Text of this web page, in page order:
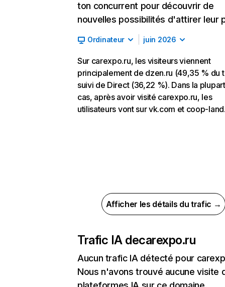
ton concurrent pour découvrir de
nouvelles possibilités d'attirer leur
Ordinateur juin 2026
Sur carexpo.ru, les visiteurs viennent
principalement de dzen.ru (49,35 % du
suivi de Direct (36,22 %). Dans la
cas, après avoir visité carexpo.ru, les
utilisateurs vont sur vk.com et coop-
Afficher les détails du trafic →
Trafic IA decarexpo.ru
Aucun trafic IA détecté pour
Nous n'avons trouvé aucune visite